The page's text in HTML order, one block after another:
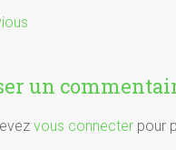
un
vous connecter pour